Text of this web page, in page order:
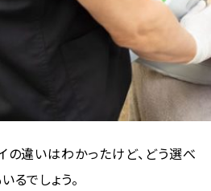
の違いはわかったけど、どう選べ
るでしょう。